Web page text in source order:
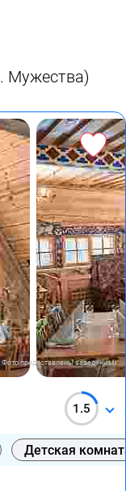
Мужества)
Фото предоставлены заведением
1.5
Детская